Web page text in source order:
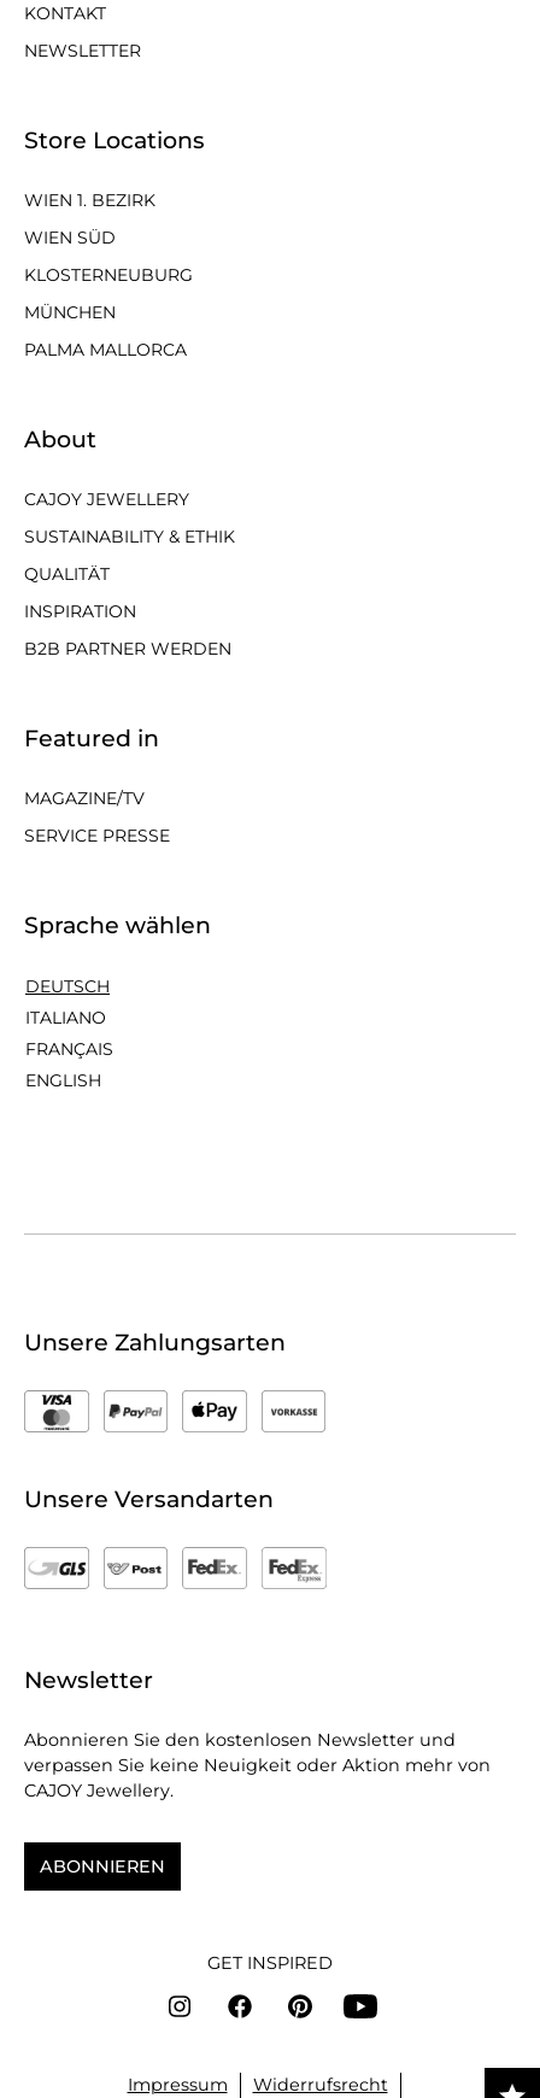
KONTAKT
NEWSLETTER
Store Locations
WIEN 1. BEZIRK
WIEN SÜD
KLOSTERNEUBURG
MÜNCHEN
PALMA MALLORCA
About
CAJOY JEWELLERY
SUSTAINABILITY & ETHIK
QUALITÄT
INSPIRATION
B2B PARTNER WERDEN
Featured in
MAGAZINE/TV
SERVICE PRESSE
Sprache wählen
DEUTSCH
ITALIANO
FRANÇAIS
ENGLISH
Unsere Zahlungsarten
Unsere Versandarten
Newsletter
Abonnieren Sie den kostenlosen Newsletter und
verpassen Sie keine Neuigkeit oder Aktion mehr von
CAJOY Jewellery.
ABONNIEREN
GET INSPIRED
Impressum Widerrufsrecht